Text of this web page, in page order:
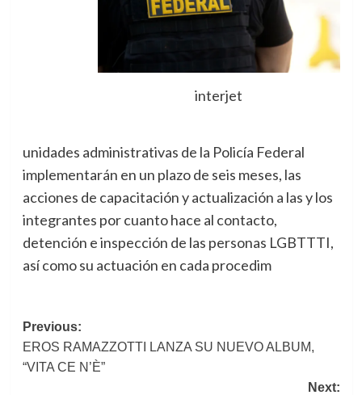
interjet
unidades administrativas de la Policía Federal
implementarán en un plazo de seis meses, las
acciones de capacitación y actualización a las y los
integrantes por cuanto hace al contacto,
detención e inspección de las personas LGBTTTI,
así como su actuación en cada procedim
Post
navigation
Previous:
EROS RAMAZZOTTI LANZA SU NUEVO ALBUM,
“VITA CE N’È”
Next: